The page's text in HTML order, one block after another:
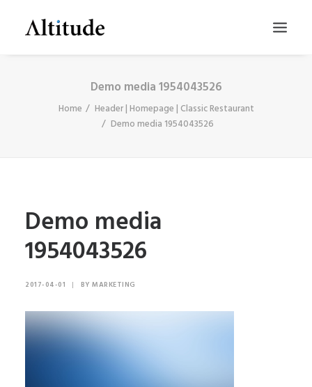
SEARCH
Demo media 1954043526
Home
Header | Homepage | Classic Restaurant
Demo media 1954043526
Demo media
1954043526
2017-04-01 | BY MARKETING